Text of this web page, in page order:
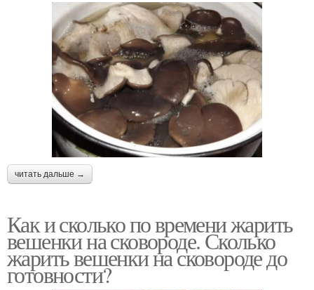
читать дальше →
Как и сколько по времени жарить
вешенки на сковороде. Сколько
жарить вешенки на сковороде до
готовности?